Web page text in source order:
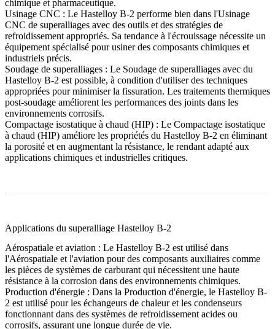
chimique et pharmaceutique.
Usinage CNC : Le Hastelloy B-2 performe bien dans l'Usinage
CNC de superalliages avec des outils et des stratégies de
refroidissement appropriés. Sa tendance à l'écrouissage nécessite un
équipement spécialisé pour usiner des composants chimiques et
industriels précis.
Soudage de superalliages : Le Soudage de superalliages avec du
Hastelloy B-2 est possible, à condition d'utiliser des techniques
appropriées pour minimiser la fissuration. Les traitements thermiques
post-soudage améliorent les performances des joints dans les
environnements corrosifs.
Compactage isostatique à chaud (HIP) : Le Compactage isostatique
à chaud (HIP) améliore les propriétés du Hastelloy B-2 en éliminant
la porosité et en augmentant la résistance, le rendant adapté aux
applications chimiques et industrielles critiques.
Applications du superalliage Hastelloy B-2
Aérospatiale et aviation : Le Hastelloy B-2 est utilisé dans
l'Aérospatiale et l'aviation pour des composants auxiliaires comme
les pièces de systèmes de carburant qui nécessitent une haute
résistance à la corrosion dans des environnements chimiques.
Production d'énergie : Dans la Production d'énergie, le Hastelloy B-
2 est utilisé pour les échangeurs de chaleur et les condenseurs
fonctionnant dans des systèmes de refroidissement acides ou
corrosifs, assurant une longue durée de vie.